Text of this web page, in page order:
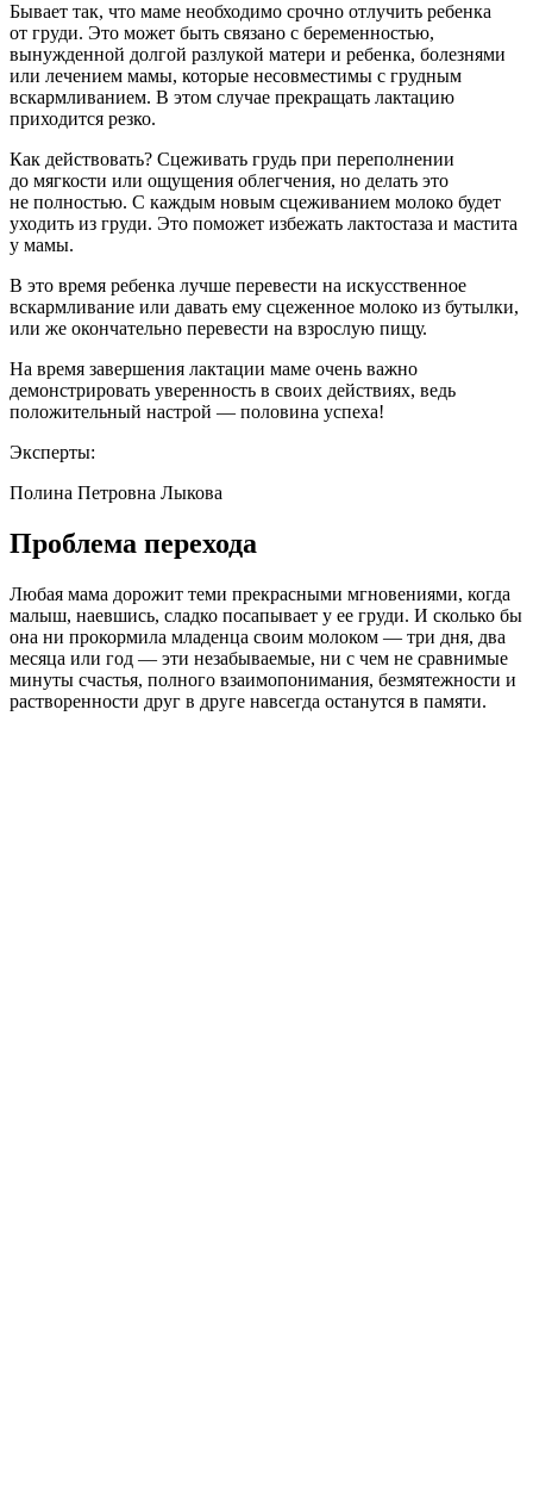
Бывает так, что маме необходимо срочно отлучить ребенка
от груди. Это может быть связано с беременностью,
вынужденной долгой разлукой матери и ребенка, болезнями
или лечением мамы, которые несовместимы с грудным
вскармливанием. В этом случае прекращать лактацию
приходится резко.
Как действовать? Сцеживать грудь при переполнении
до мягкости или ощущения облегчения, но делать это
не полностью. С каждым новым сцеживанием молоко будет
уходить из груди. Это поможет избежать лактостаза и мастита
у мамы.
В это время ребенка лучше перевести на искусственное
вскармливание или давать ему сцеженное молоко из бутылки,
или же окончательно перевести на взрослую пищу.
На время завершения лактации маме очень важно
демонстрировать уверенность в своих действиях, ведь
положительный настрой — половина успеха!
Эксперты:
Полина Петровна Лыкова
Проблема перехода
Любая мама дорожит теми прекрасными мгновениями, когда
малыш, наевшись, сладко посапывает у ее груди. И сколько бы
она ни прокормила младенца своим молоком — три дня, два
месяца или год — эти незабываемые, ни с чем не сравнимые
минуты счастья, полного взаимопонимания, безмятежности и
растворенности друг в друге навсегда останутся в памяти.